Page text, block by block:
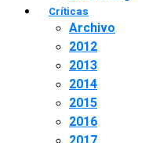
Críticas
Archivo
2012
2013
2014
2015
2016